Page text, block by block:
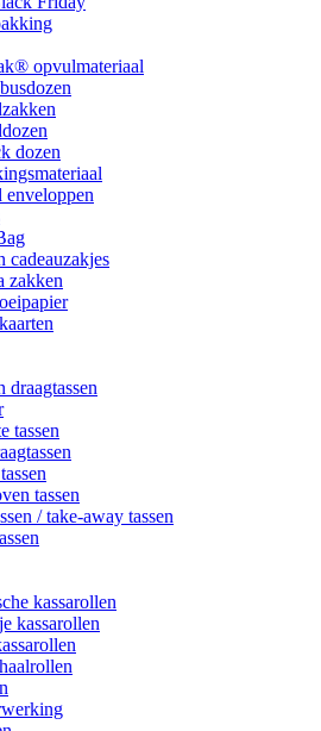
opvulmateriaal
dozen
enveloppen
cadeauzakjes
zakken
draagtassen
tassen
tassen
/ take-away tassen
kassarollen
kassarollen